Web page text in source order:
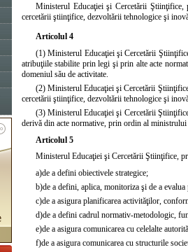
Ministerul Educaţiei şi Cercetării
cercetării ştiinţifice, dezvoltării tehnologice şi
Articolul 4
(1) Ministerul Educaţiei şi Cercetării
atribuţiile stabilite prin legi şi prin alte acte
domeniul său de activitate.
(2) Ministerul Educaţiei şi Cercetării
cercetării ştiinţifice, dezvoltării tehnologice şi
(3) Ministerul Educaţiei şi Cercetării
derivă din acte normative, prin ordin al
Articolul 5
Ministerul Educaţiei şi Cercetării Ştiinţifice,
a)de a defini obiectivele strategice;
b)de a defini, aplica, monitoriza şi de a
c)de a asigura planificarea activităţilor,
d)de a defini cadrul normativ-metodologic,
e)de a asigura comunicarea cu celelalte
f)de a asigura comunicarea cu structurile